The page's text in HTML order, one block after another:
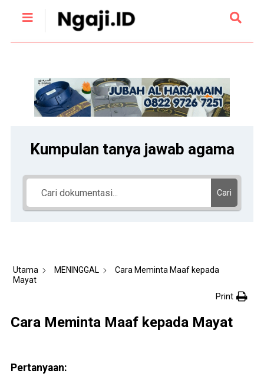
Kumpulan tanya jawab agama
Cari
Utama MENINGGAL
Cara Meminta Maaf kepada
Mayat
Print
Cara Meminta Maaf kepada Mayat
Pertanyaan: